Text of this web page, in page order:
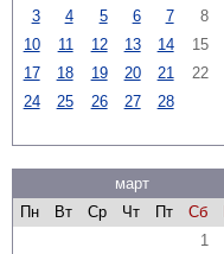
3
4 5 6 7 8
10
11 12 13 14 15
17
18 19 20 21 22
24
25 26 27 28
март
Пн
Вт Ср Чт Пт Сб
1